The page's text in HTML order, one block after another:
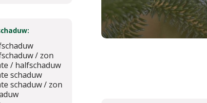
/ zon
/ halfschaduw
schaduw
schaduw / zon